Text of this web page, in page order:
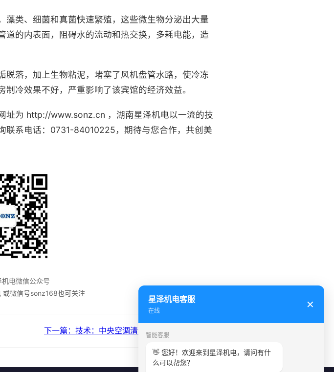
类、细菌和真菌快速繁殖，这些微生物分泌出大量
的内表面，阻碍水的流动和热交换，多耗电能，造
落，加上生物粘泥，堵塞了风机盘管水路，使冷冻
冷效果不好，严重影响了该宾馆的经济效益。
址为 http://www.sonz.cn ，湖南星泽机电以一流的技
联系电话：0731-84010225，期待与您合作，共创美
电微信公众号
或微信号sonz168也可关注
下一篇：技术：中央空调清洗方法全过程解读...
星泽机电客服
在线
✕
智能客服
👋 您好！欢迎来到星泽机电，请问有什
么可以帮您？